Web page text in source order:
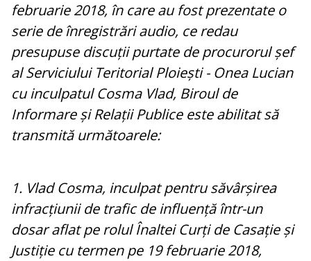
februarie 2018, în care au fost prezentate o
serie de înregistrări audio, ce redau
presupuse discuții purtate de procurorul șef
al Serviciului Teritorial Ploiești - Onea Lucian
cu inculpatul Cosma Vlad, Biroul de
Informare și Relații Publice este abilitat să
transmită următoarele:
1. Vlad Cosma, inculpat pentru săvârșirea
infracțiunii de trafic de influență într-un
dosar aflat pe rolul Înaltei Curți de Casație și
Justiție cu termen pe 19 februarie 2018,